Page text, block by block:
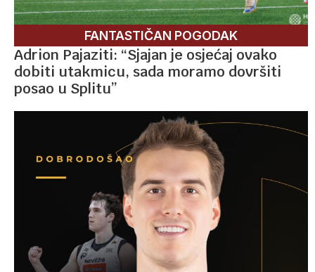
FANTASTIČAN POGODAK
Adrion Pajaziti: “Sjajan je osjećaj ovako
dobiti utakmicu, sada moramo dovršiti
posao u Splitu”